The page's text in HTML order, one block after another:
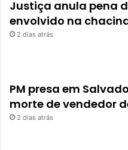
Justiça anula pena
envolvido na
2 dias atrás
PM presa em
morte de vendedor
2 dias atrás